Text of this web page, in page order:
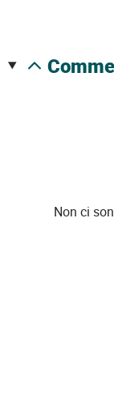
Non ci